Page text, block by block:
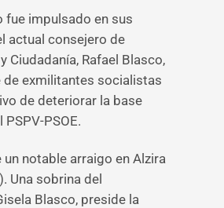
fue impulsado en sus
actual consejero de
Ciudadanía, Rafael Blasco,
de exmilitantes socialistas
de deteriorar la base
PSOE.
un notable arraigo en Alzira
Una sobrina del
Blasco, preside la